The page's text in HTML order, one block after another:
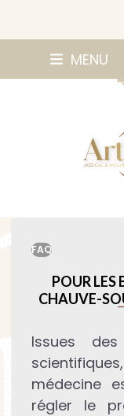
MENU
FAQ
POUR LES
CHAUVE-
Issues
médecine
régler le